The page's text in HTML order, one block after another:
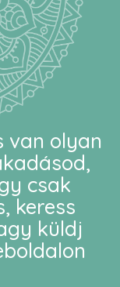
van olyan
csak
keress
küldj